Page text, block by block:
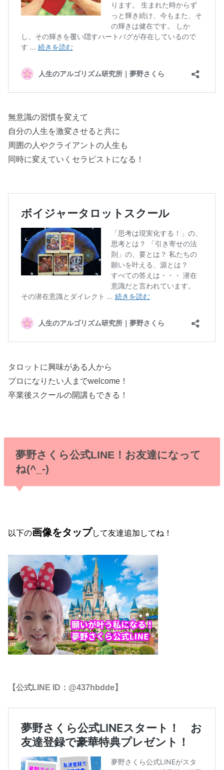
無意識の習慣を変えて
自分の人生を激変させると共に
周囲の人やクライアントの人生も
同時に変えていくセラピストになる！
タロットに興味がある人から
プロになりたい人までwelcome！
卒業後スクールの開講もできる！
夢野さくら公式LINE！お友達になって
ね(^_-)
以下の画像をタップして友達追加してね！
【公式LINE ID：@437hbdde】